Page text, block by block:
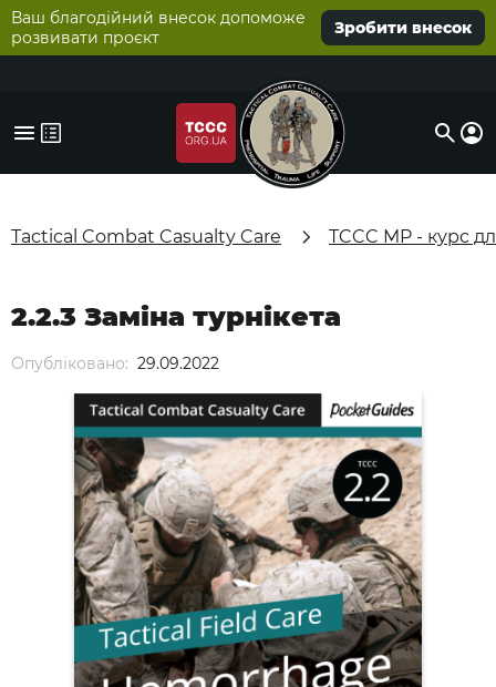
Ваш благодійний внесок допоможе
розвивати проєкт
Зробити внесок
Tactical Combat Casualty Care TCCC MP - курс
Опубліковано: 29.09.2022
2.2.3 Заміна турнікета